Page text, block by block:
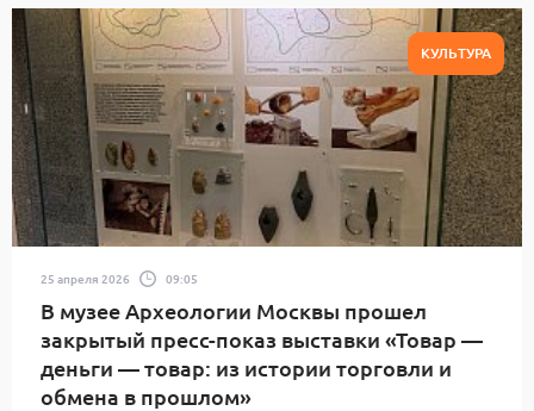
КУЛЬТУРА
25 апреля 2026 09:05
В музее Археологии Москвы прошел
закрытый пресс-показ выставки «Товар —
деньги — товар: из истории торговли и
обмена в прошлом»